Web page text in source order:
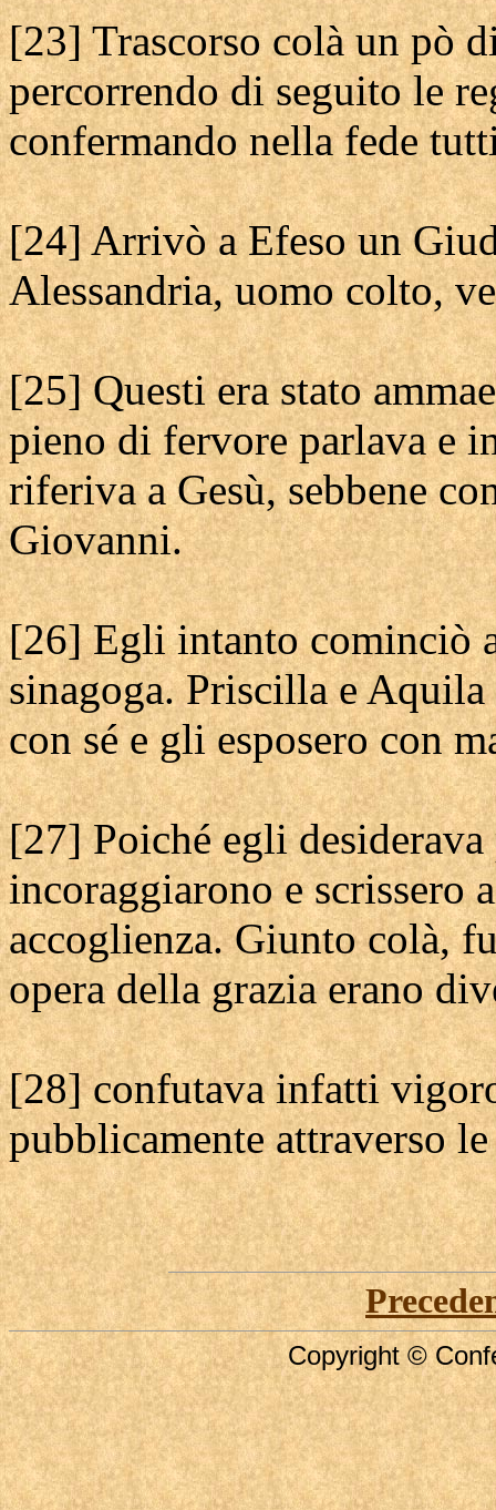
[23] Trascorso colà un pò
percorrendo di seguito le
confermando nella fede
[24] Arrivò a Efeso un
Alessandria, uomo colto,
[25] Questi era stato
pieno di fervore parlava e
riferiva a Gesù, sebbene
Giovanni.
[26] Egli intanto cominciò
sinagoga. Priscilla e
con sé e gli esposero con
[27] Poiché egli
incoraggiarono e scrissero
accoglienza. Giunto colà,
opera della grazia erano
[28] confutava infatti
pubblicamente attraverso
Copyright ©